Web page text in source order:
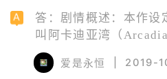
答：剧情概述：本作设
叫阿卡迪亚湾（
乡5年的高中生
与儿时的好友Chlo
爱是永恒 2019-